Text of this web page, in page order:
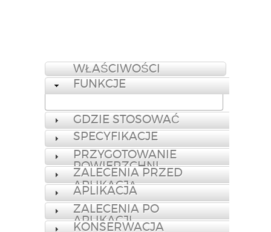
WŁAŚCIWOŚCI
FUNKCJE
GDZIE STOSOWAĆ
SPECYFIKACJE
PRZYGOTOWANIE
POWIERZCHNI
ZALECENIA PRZED
APLIKACJĄ
APLIKACJA
ZALECENIA PO
APLIKACJI
KONSERWACJA